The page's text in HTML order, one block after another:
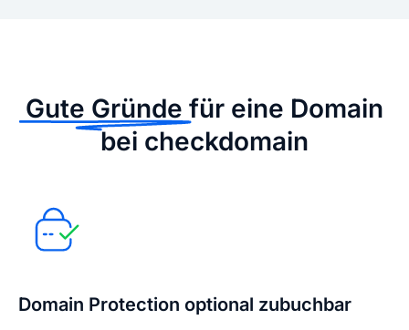
Gute Gründe für eine Domain
bei checkdomain
Domain Protection optional zubuchbar